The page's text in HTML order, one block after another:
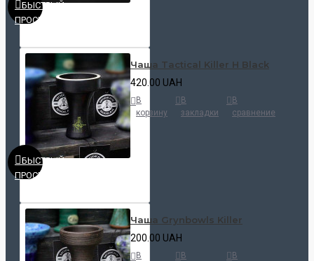
БЫСТРЫЙ
ПРОСМОТР
БЫСТРЫЙ
ПРОСМОТР
Чаша Tactical Killer H Black
420.00 UAH
В
корзину
В
закладки
В
сравнение
Чаша Grynbowls Killer
200.00 UAH
В
В
В